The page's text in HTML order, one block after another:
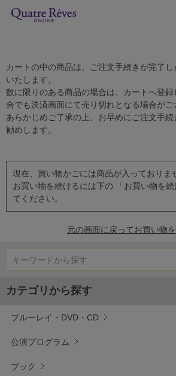
カートの中の商品は、ご注文手続きが完了
いたします。
数に限りのある商品の場合は、カートへ登
合でも決済画面にて売り切れとなる場合がご
あらかじめご了承の上、お早めにご注文手
勧めします。
現在、買い物かごには商品が入っておりま
お買い物を続けるには下の 「お買い物を
てください。
元の画面に戻ってお買い物
キーワードから探す
カテゴリから探す
ブルーレイ・DVD・CD
公演プログラム
ブック